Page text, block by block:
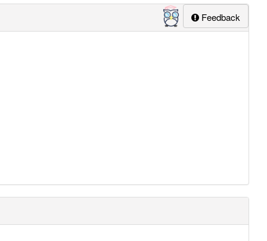
Feedback